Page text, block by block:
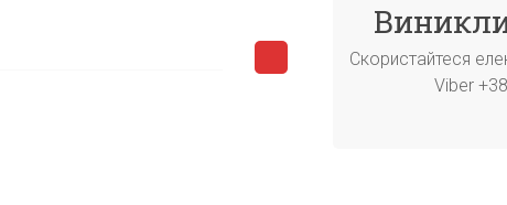
Скористайтеся
Viber